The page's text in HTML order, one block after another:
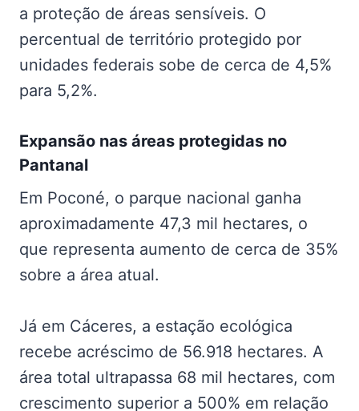
a proteção de áreas sensíveis. O
percentual de território protegido por
unidades federais sobe de cerca de 4,5%
para 5,2%.
Expansão nas áreas protegidas no
Pantanal
Em Poconé, o parque nacional ganha
aproximadamente 47,3 mil hectares, o
que representa aumento de cerca de 35%
sobre a área atual.
Já em Cáceres, a estação ecológica
recebe acréscimo de 56.918 hectares. A
área total ultrapassa 68 mil hectares, com
crescimento superior a 500% em relação